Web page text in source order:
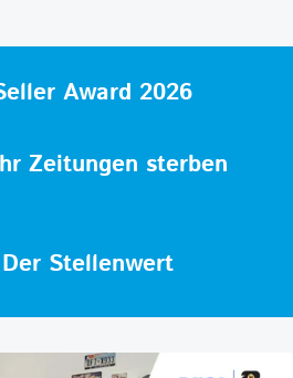
Award 2026
Zeitungen sterben
Stellenwert